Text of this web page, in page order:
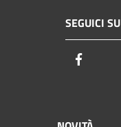
SEGUICI SU